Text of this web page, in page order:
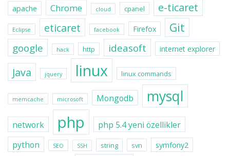
apache Chrome cloud cpanel e-ticaret
Eclipse eticaret facebook Firefox Git
google hack http ideasoft internet explorer
Java jquery linux linux commands
memcache microsoft Mongodb mysql
network php
php 5.4 yeni özellikler
python
SEO SSH string svn symfony2